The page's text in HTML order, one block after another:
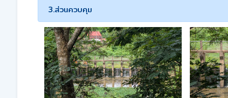
3.ส่วนควบคุม